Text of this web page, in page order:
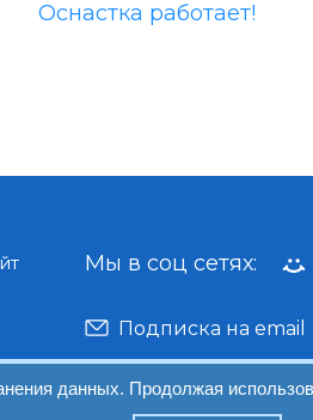
Мы в соц сетях:
Подписка на email
данных. Продолжая